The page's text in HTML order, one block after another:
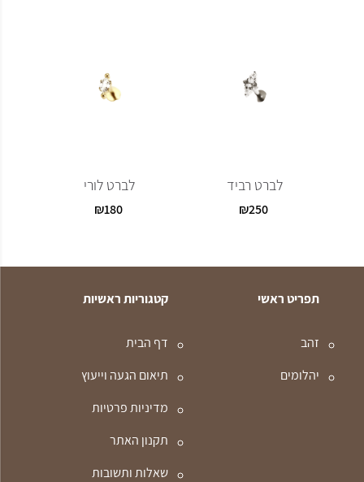
לברט רביד
250
₪
לברט לורי
180
₪
תפריט ראשי
זהב
יהלומים
קטגוריות ראשיות
דף הבית
תיאום הגעה וייעוץ
מדיניות פרטיות
תקנון האתר
שאלות ותשובות